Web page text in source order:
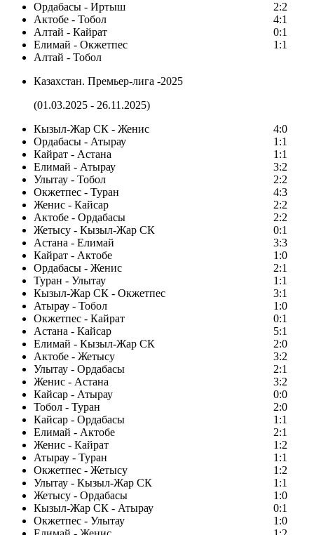
Ордабасы - Иртыш
2:2
Актобе - Тобол
4:1
Алтай - Кайрат
0:1
Елимай - Окжетпес
1:1
Алтай - Тобол
Казахстан. Премьер-лига -2025
(01.03.2025 - 26.11.2025)
Кызыл-Жар СК - Женис
4:0
Ордабасы - Атырау
1:1
Кайрат - Астана
1:1
Елимай - Атырау
3:2
Улытау - Тобол
2:2
Окжетпес - Туран
4:3
Женис - Кайсар
2:2
Актобе - Ордабасы
2:2
Жетысу - Кызыл-Жар СК
0:1
Астана - Елимай
3:3
Кайрат - Актобе
1:0
Ордабасы - Женис
2:1
Туран - Улытау
1:1
Кызыл-Жар СК - Окжетпес
3:1
Атырау - Тобол
1:0
Окжетпес - Кайрат
0:1
Астана - Кайсар
5:1
Елимай - Кызыл-Жар СК
2:0
Актобе - Жетысу
3:2
Улытау - Ордабасы
2:1
Женис - Астана
3:2
Кайсар - Атырау
0:0
Тобол - Туран
2:0
Кайсар - Ордабасы
1:1
Елимай - Актобе
2:1
Женис - Кайрат
1:2
Атырау - Туран
1:1
Окжетпес - Жетысу
1:2
Улытау - Кызыл-Жар СК
1:1
Жетысу - Ордабасы
1:0
Кызыл-Жар СК - Атырау
0:1
Окжетпес - Улытау
1:0